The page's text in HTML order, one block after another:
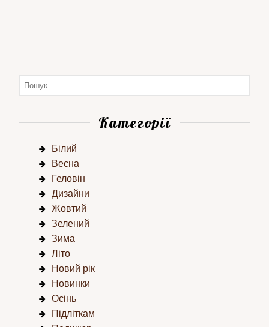
Категорії
Білий
Весна
Геловін
Дизайни
Жовтий
Зелений
Зима
Літо
Новий рік
Новинки
Осінь
Підліткам